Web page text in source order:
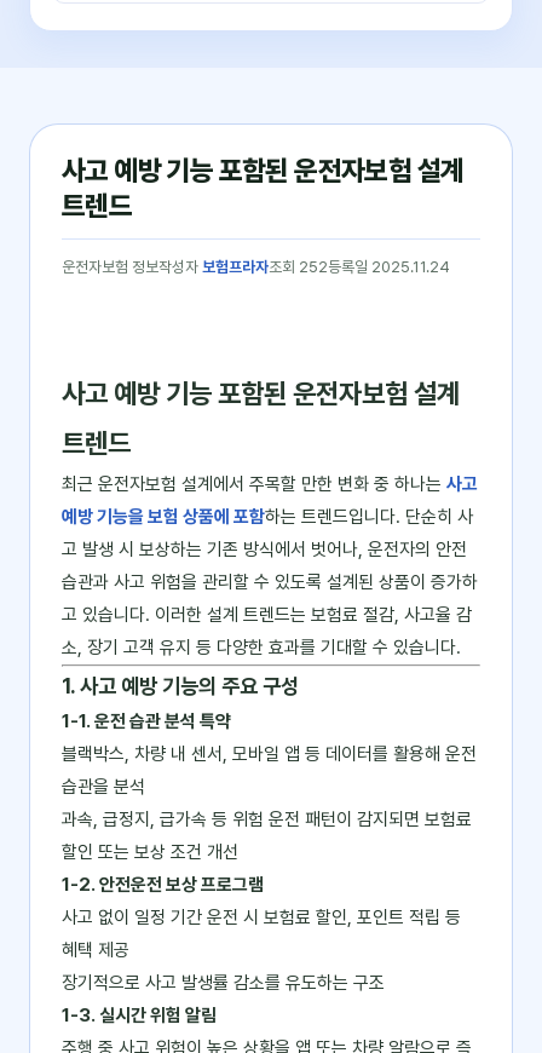
사고 예방 기능 포함된 운전자보험 설계
트렌드
운전자보험 정보작성자 보험프라자조회 252등록일 2025.11.24
사고 예방 기능 포함된 운전자보험 설계
트렌드
최근 운전자보험 설계에서 주목할 만한 변화 중 하나는 사고
예방 기능을 보험 상품에 포함하는 트렌드입니다. 단순히 사
고 발생 시 보상하는 기존 방식에서 벗어나, 운전자의 안전
습관과 사고 위험을 관리할 수 있도록 설계된 상품이 증가하
고 있습니다. 이러한 설계 트렌드는 보험료 절감, 사고율 감
소, 장기 고객 유지 등 다양한 효과를 기대할 수 있습니다.
1. 사고 예방 기능의 주요 구성
1-1. 운전 습관 분석 특약
블랙박스, 차량 내 센서, 모바일 앱 등 데이터를 활용해 운전
습관을 분석
과속, 급정지, 급가속 등 위험 운전 패턴이 감지되면 보험료
할인 또는 보상 조건 개선
1-2. 안전운전 보상 프로그램
사고 없이 일정 기간 운전 시 보험료 할인, 포인트 적립 등
혜택 제공
장기적으로 사고 발생률 감소를 유도하는 구조
1-3. 실시간 위험 알림
주행 중 사고 위험이 높은 상황을 앱 또는 차량 알람으로 즉